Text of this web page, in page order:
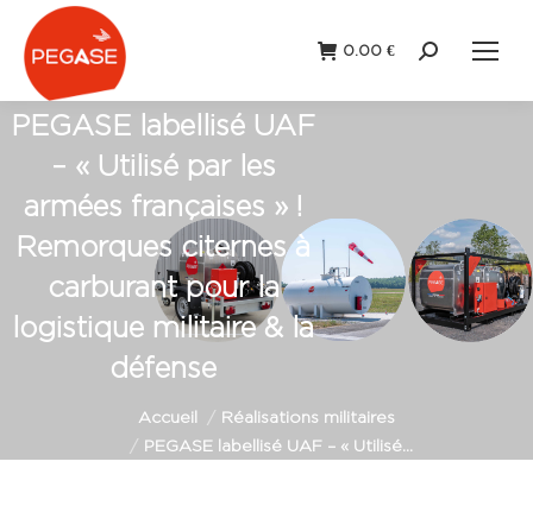
0.00 €
Recherche
PEGASE labellisé UAF
– « Utilisé par les
armées françaises » !
Remorques citernes à
carburant pour la
logistique militaire & la
défense
Accueil
Réalisations militaires
PEGASE labellisé UAF – « Utilisé…